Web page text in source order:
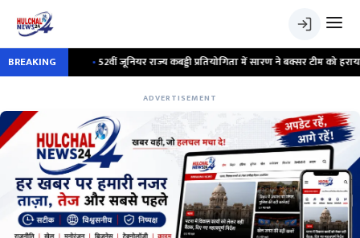
BREAKING
•52वीं जूनियर राज्य कबड्डी प्रतियोगिता में सारण ने बक्सर टीम को हराया ; डीएम ने
ADVERTISEMENT